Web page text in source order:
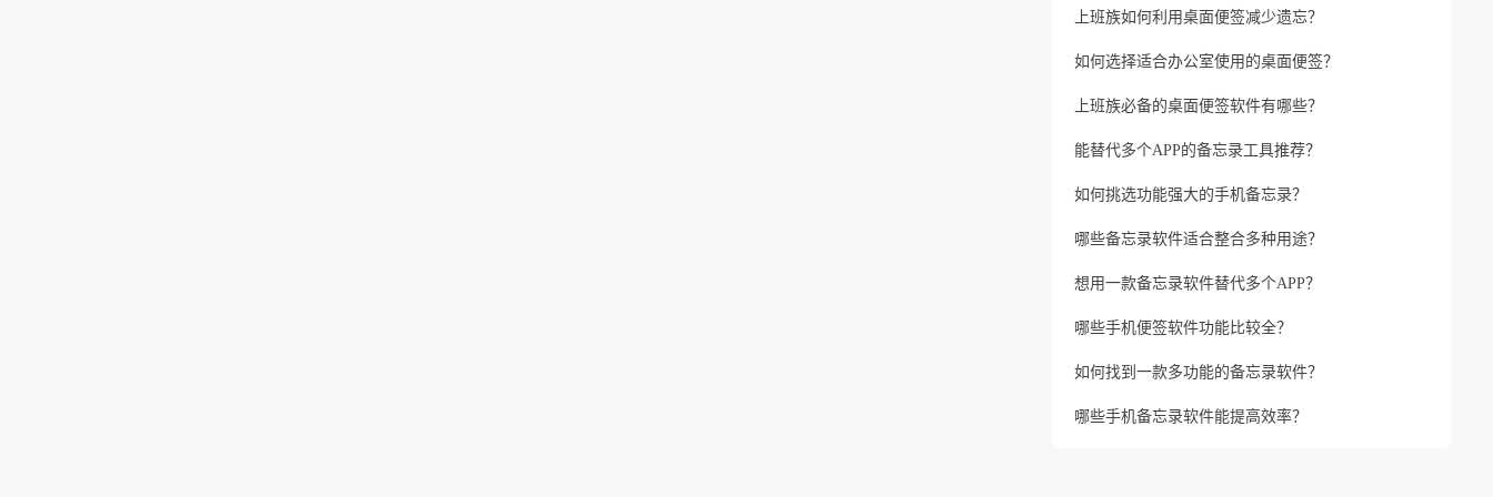
上班族如何利用桌面便签减少遗忘？
如何选择适合办公室使用的桌面便签？
上班族必备的桌面便签软件有哪些？
能替代多个APP的备忘录工具推荐？
如何挑选功能强大的手机备忘录？
哪些备忘录软件适合整合多种用途？
想用一款备忘录软件替代多个APP？
哪些手机便签软件功能比较全？
如何找到一款多功能的备忘录软件？
哪些手机备忘录软件能提高效率？